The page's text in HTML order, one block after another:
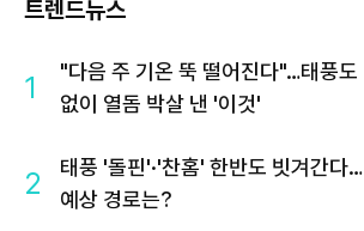
트렌드뉴스
1
"다음 주 기온 뚝 떨어진다"…태풍도
없이 열돔 박살 낸 '이것'
2
태풍 '돌핀'·'찬홈' 한반도 빗겨간다…
예상 경로는?